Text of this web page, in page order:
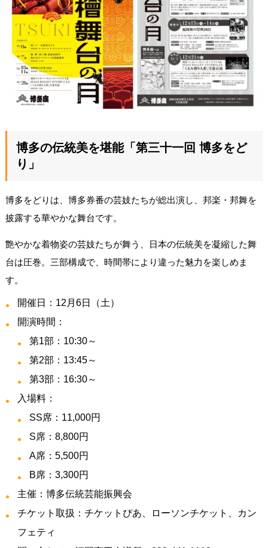
博多の伝統美を堪能「第三十一回 博多をど
り」
博多をどりは、博多券番の芸妓たちが総出演し、邦楽・邦舞を
披露する華やかな舞台です。
艶やかな着物姿の芸妓たちが舞う、日本の伝統美を凝縮した舞
台は圧巻。三部構成で、時間帯により違った魅力を楽しめま
す。
開催日：12月6日（土）
開演時間：
第1部：10:30～
第2部：13:45～
第3部：16:30～
入場料：
SS席：11,000円
S席：8,800円
A席：5,500円
B席：3,300円
主催：博多伝統芸能振興会
チケット取扱：チケットぴあ、ローソンチケット、カン
フェティ